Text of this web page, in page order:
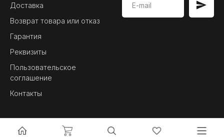
Доставка
Возврат товара или отказ
Гарантия
Реквизиты
Пользовательское
соглашение
Контакты